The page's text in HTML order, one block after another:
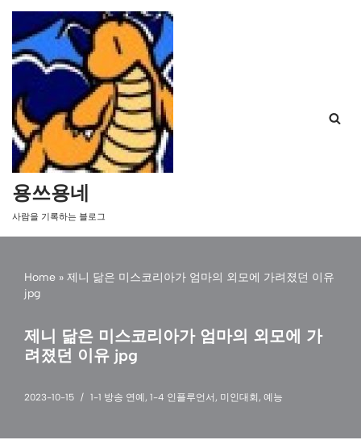
콘
텐
로
건
너
뛰
기
용쓰용네
사람을 기록하는 블로그
Home » 제니 닮은 미스코리아가 엄마의 외모에 가려졌던 이유
jpg
제니 닮은 미스코리아가 엄마의 외모에 가
려졌던 이유 jpg
2023-10-15 1-1 방송 연예 , 1-4 인플루언서 , 미인대회 , 예능